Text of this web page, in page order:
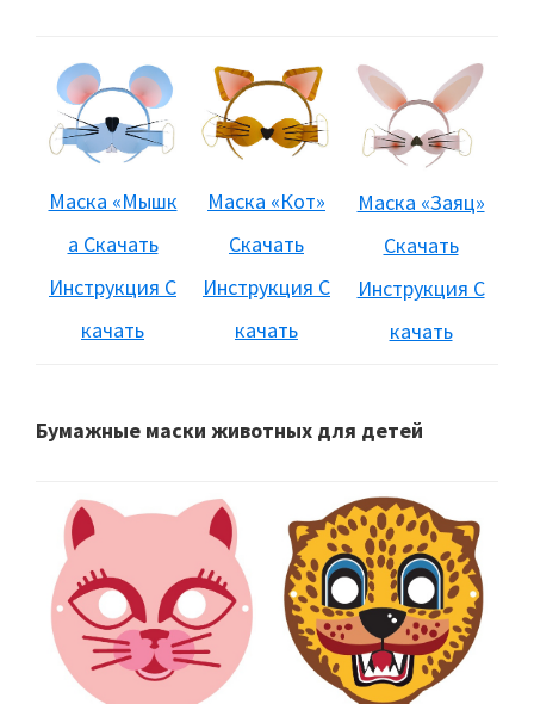
Маска «Мышк
а Скачать
Инструкция С
качать
Маска «Кот»
Скачать
Инструкция С
качать
Маска «Заяц»
Скачать
Инструкция С
качать
Бумажные маски животных для детей